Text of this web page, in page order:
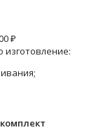
₽
изготовление: